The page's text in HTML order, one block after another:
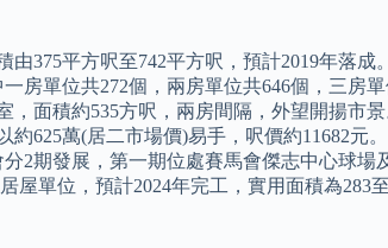
375平方呎至742平方呎，預計2019年落成
房單位共272個，兩房單位共646個，三房單
面積約535方呎，兩房間隔，外望開揚市
625萬(居二市場價)易手，呎價約11682元
2期發展，第一期位處賽馬會傑志中心球場
屋單位，預計2024年完工，實用面積為283